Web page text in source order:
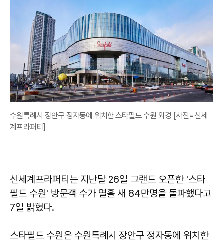
수원특례시 장안구 정자동에 위치한 스타필드 수원 외경 [사진=신세
계프라퍼티]
신세계프라퍼티는 지난달 26일 그랜드 오픈한 '스타
필드 수원' 방문객 수가 열흘 새 84만명을 돌파했다고
7일 밝혔다.
스타필드 수원은 수원특례시 장안구 정자동에 위치한